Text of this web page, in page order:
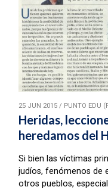
25 JUN 2015/ PUNTO EDU
Heridas,
heredamos del
Si bien las víctimas
judíos, fenómenos de
otros pueblos,